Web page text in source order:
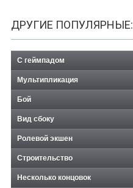
ДРУГИЕ ПОПУЛЯРНЫЕ:
С геймпадом
Мультипликация
Бой
Вид сбоку
Ролевой экшен
Строительство
Несколько концовок